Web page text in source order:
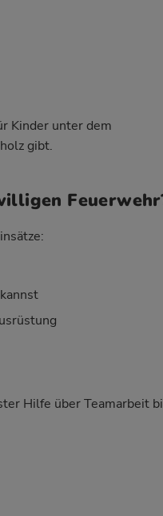
Kinder unter dem
gibt.
Hilfe über Teamarbeit